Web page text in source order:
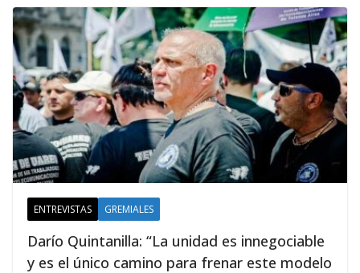
ENTREVISTAS GREMIALES
Darío Quintanilla: “La unidad es innegociable
y es el único camino para frenar este modelo